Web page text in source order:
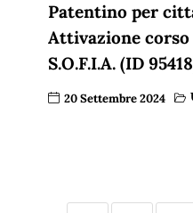
Patentino per
Attivazione
S.O.F.I.A. (ID
20 Settembre 2024